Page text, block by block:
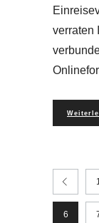
verraten
6